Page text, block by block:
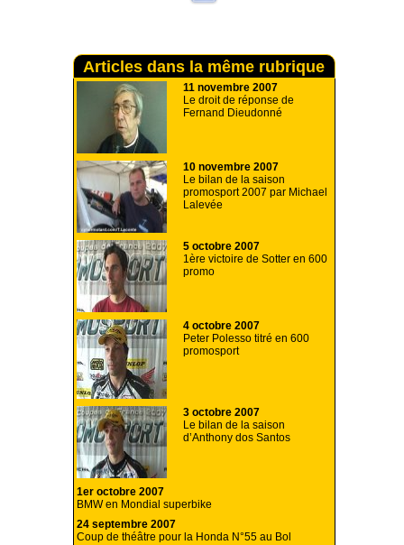
Articles dans la même rubrique
11 novembre 2007
Le droit de réponse de
Fernand Dieudonné
10 novembre 2007
Le bilan de la saison
promosport 2007 par Michael
Lalevée
5 octobre 2007
1ère victoire de Sotter en 600
promo
4 octobre 2007
Peter Polesso titré en 600
promosport
3 octobre 2007
Le bilan de la saison
d’Anthony dos Santos
1er octobre 2007
BMW en Mondial superbike
24 septembre 2007
Coup de théâtre pour la Honda N°55 au Bol